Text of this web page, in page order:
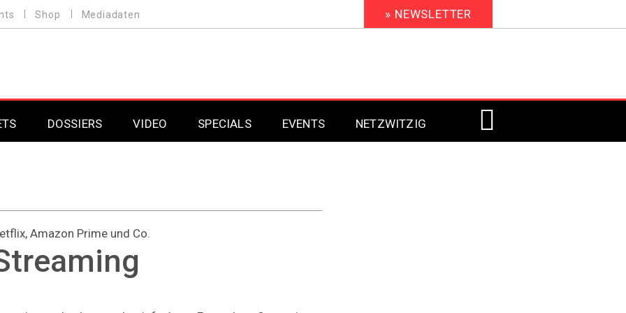
Shop Mediadaten » NEWSLETTER
DOSSIERS
Smarthome
DAB+
VIDEO SPECIALS EVENTS NETZWITZIG
Amazon Prime und Co.